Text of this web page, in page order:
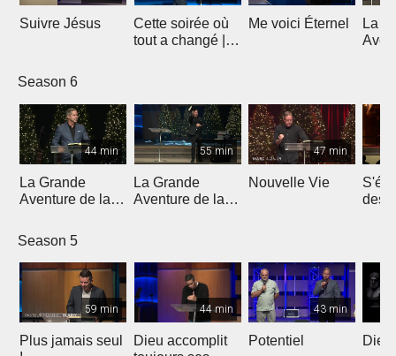
Suivre Jésus
Cette soirée où
tout a changé |
Me voici Éternel
La
Season 6
44 min
La Grande
Aventure de la
4
55 min
La Grande
Aventure de la
47 min
Nouvelle Vie
Season 5
59 min
Plus jamais seul
44 min
Dieu accomplit
43 min
Potentiel Dieu